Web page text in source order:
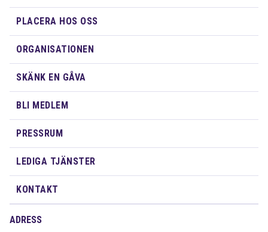
PLACERA HOS OSS
ORGANISATIONEN
SKÄNK EN GÅVA
BLI MEDLEM
PRESSRUM
LEDIGA TJÄNSTER
KONTAKT
ADRESS